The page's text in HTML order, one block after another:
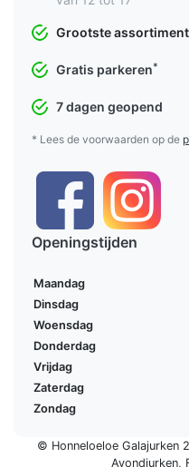
Grootste assortiment
Gratis parkeren*
7 dagen geopend
* Lees de voorwaarden op de
Openingstijden
Maandag
Dinsdag
Woensdag
Donderdag
Vrijdag
Zaterdag
Zondag
© Honneloeloe Galajurken
Avondjurken,